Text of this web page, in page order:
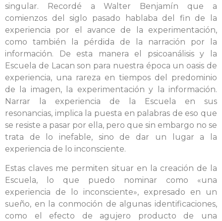
singular. Recordé a Walter Benjamín que a
comienzos del siglo pasado hablaba del fin de la
experiencia por el avance de la experimentación,
como también la pérdida de la narración por la
información. De esta manera el psicoanálisis y la
Escuela de Lacan son para nuestra época un oasis de
experiencia, una rareza en tiempos del predominio
de la imagen, la experimentación y la información.
Narrar la experiencia de la Escuela en sus
resonancias, implica la puesta en palabras de eso que
se resiste a pasar por ella, pero que sin embargo no se
trata de lo inefable, sino de dar un lugar a la
experiencia de lo inconsciente.
Estas claves me permiten situar en la creación de la
Escuela, lo que puedo nominar como «una
experiencia de lo inconsciente», expresado en un
sueño, en la conmoción de algunas identificaciones,
como el efecto de agujero producto de una